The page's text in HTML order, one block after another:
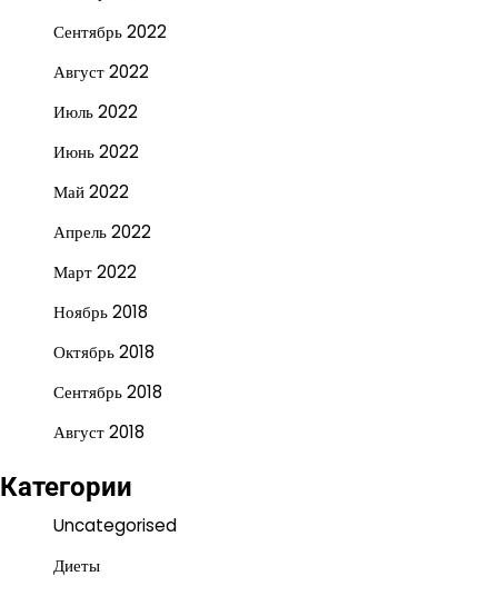
Сентябрь 2022
Август 2022
Июль 2022
Июнь 2022
Май 2022
Апрель 2022
Март 2022
Ноябрь 2018
Октябрь 2018
Сентябрь 2018
Август 2018
Категории
Uncategorised
Диеты